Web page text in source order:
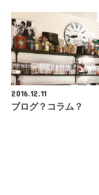
2016.12.11
ブログ？コラム？